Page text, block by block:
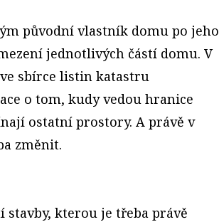
původní vlastník domu po jeho
jednotlivých částí domu. V
sbírce listin katastru
o tom, kudy vedou hranice
ostatní prostory. A právě v
změnit.
stavby, kterou je třeba právě